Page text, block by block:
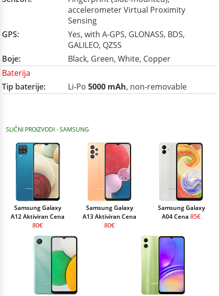
accelerometer Virtual Proximity
Sensing
GPS:
Yes, with A-GPS, GLONASS, BDS,
GALILEO, QZSS
Boje:
Black, Green, White, Copper
Baterija
Tip baterije:
Li-Po 5000 mAh, non-removable
SLIČNI PROIZVODI - SAMSUNG
Samsung Galaxy
A12 Aktiviran Cena
80€
Samsung Galaxy
A13 Aktiviran Cena
80€
Samsung Galaxy
A04 Cena 85€